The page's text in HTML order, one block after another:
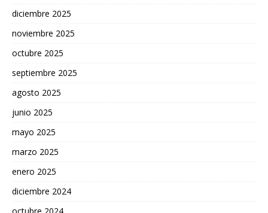
diciembre 2025
noviembre 2025
octubre 2025
septiembre 2025
agosto 2025
junio 2025
mayo 2025
marzo 2025
enero 2025
diciembre 2024